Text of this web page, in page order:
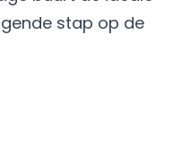
stap op de